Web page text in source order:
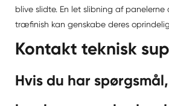
blive slidte. En let slibning af
træfinish kan genskabe deres
Kontakt teknisk
Hvis du har